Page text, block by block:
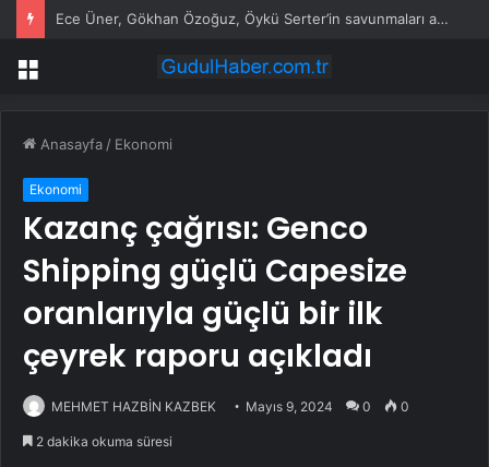
Ece Üner, Gökhan Özoğuz, Öykü Serter’in savunmaları aynı
Menü
Anasayfa / Ekonomi
Ekonomi
Kazanç çağrısı: Genco
Shipping güçlü Capesize
oranlarıyla güçlü bir ilk
çeyrek raporu açıkladı
MEHMET HAZBİN KAZBEK Mayıs 9, 2024 0 0
2 dakika okuma süresi